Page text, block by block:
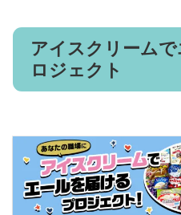
アイスクリーム
ロジェクト